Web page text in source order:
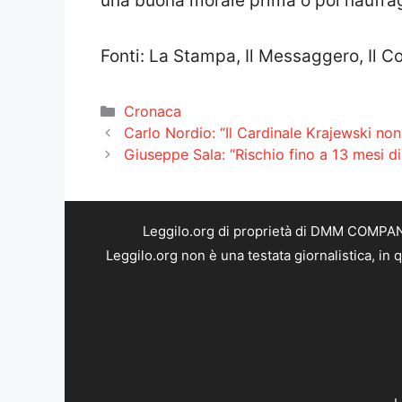
Fonti: La Stampa, Il Messaggero, Il
Categorie
Cronaca
Carlo Nordio: “Il Cardinale Krajewski
Giuseppe Sala: “Rischio fino a 13 mesi
Leggilo.org di proprietà di DMM
Leggilo.org non è una testata giornalistica, in